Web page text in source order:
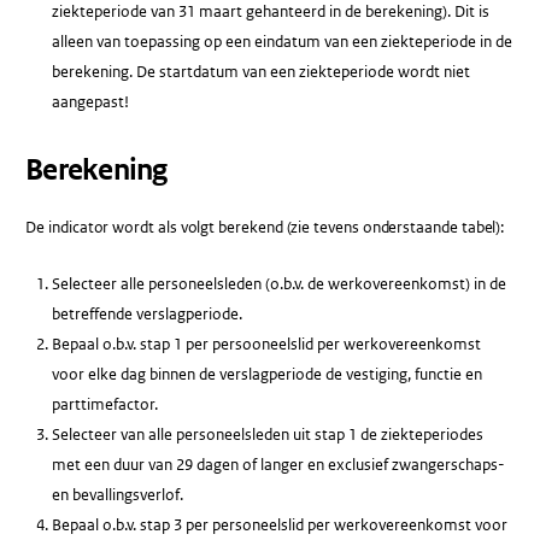
ziekteperiode van 31 maart gehanteerd in de berekening). Dit is
alleen van toepassing op een eindatum van een ziekteperiode in de
berekening. De startdatum van een ziekteperiode wordt niet
aangepast!
Berekening
De indicator wordt als volgt berekend (zie tevens onderstaande tabel):
Selecteer alle personeelsleden (o.b.v. de werkovereenkomst) in de
betreffende verslagperiode.
Bepaal o.b.v. stap 1 per persooneelslid per werkovereenkomst
voor elke dag binnen de verslagperiode de vestiging, functie en
parttimefactor.
Selecteer van alle personeelsleden uit stap 1 de ziekteperiodes
met een duur van 29 dagen of langer en exclusief zwangerschaps-
en bevallingsverlof.
Bepaal o.b.v. stap 3 per personeelslid per werkovereenkomst voor